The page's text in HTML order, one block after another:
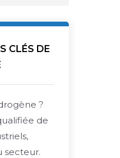
CLÉS DE
?
de
secteur.